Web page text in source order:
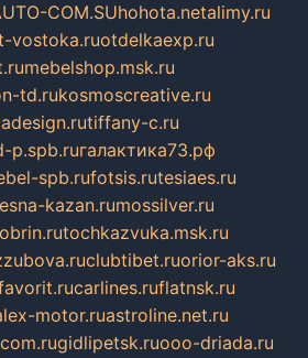
COM.SUhohota.netalimy.ru
vostoka.ruotdelkaexp.ru
mebelshop.msk.ru
td.rukosmoscreative.ru
tiffany-c.ru
p.spb.ruгалактика73.рф
spb.rufotsis.rutesiaes.ru
kazan.rumossilver.ru
tochkazvuka.msk.ru
clubtibet.ruorior-aks.ru
carlines.ruflatnsk.ru
motor.ruastroline.net.ru
gidlipetsk.ruooo-driada.ru